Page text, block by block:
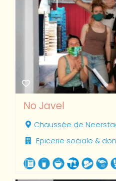
No Javel
Chaussée de
Epicerie sociale &